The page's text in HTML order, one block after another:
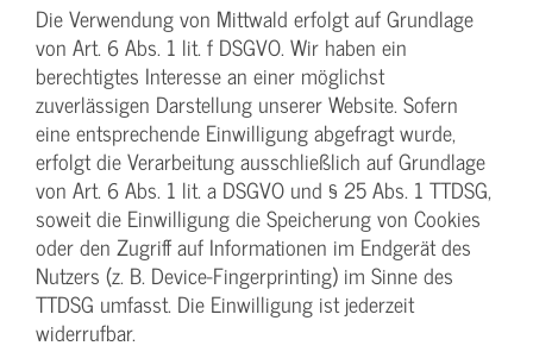
Die Verwendung von Mittwald erfolgt auf Grundlage
von Art. 6 Abs. 1 lit. f DSGVO. Wir haben ein
berechtigtes Interesse an einer möglichst
zuverlässigen Darstellung unserer Website. Sofern
eine entsprechende Einwilligung abgefragt wurde,
erfolgt die Verarbeitung ausschließlich auf Grundlage
von Art. 6 Abs. 1 lit. a DSGVO und § 25 Abs. 1 TTDSG,
soweit die Einwilligung die Speicherung von Cookies
oder den Zugriff auf Informationen im Endgerät des
Nutzers (z. B. Device-Fingerprinting) im Sinne des
TTDSG umfasst. Die Einwilligung ist jederzeit
widerrufbar.